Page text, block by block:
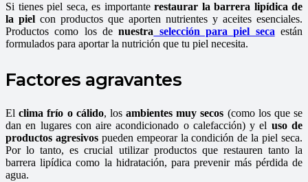
Si tienes piel seca, es importante restaurar la barrera lipídica de
la piel con productos que aporten nutrientes y aceites esenciales.
Productos como los de nuestra selección para piel secaestán
formulados para aportar la nutrición que tu piel necesita.
Factores agravantes
Elclima frío o cálido, losambientes muy secos (como los que se
dan en lugares con aire acondicionado o calefacción) y el uso de
productos agresivospueden empeorar la condición de la piel seca.
Por lo tanto, es crucial utilizar productos que restauren tanto la
barrera lipídica como la hidratación, para prevenir más pérdida de
agua.